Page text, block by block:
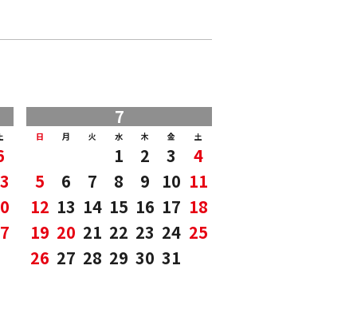
7
日 月 火 水 木 金 土
1 2 3
4
5
6 7 8 9 10 11
12 13 14 15 16 17 18
19 20 21 22 23 24 25
26 27 28 29 30 31